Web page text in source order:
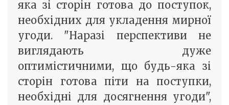
яка зі сторін готова до поступок,
необхідних для укладення мирної
угоди. "Наразі перспективи не
виглядають дуже
оптимістичними, що будь-яка зі
сторін готова піти на поступки,
необхідні для досягнення угоди",